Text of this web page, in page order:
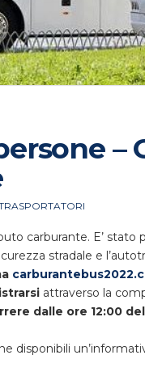
–
carburante. E’
stradale e
attraverso la
dalle ore 12:00
disponibili